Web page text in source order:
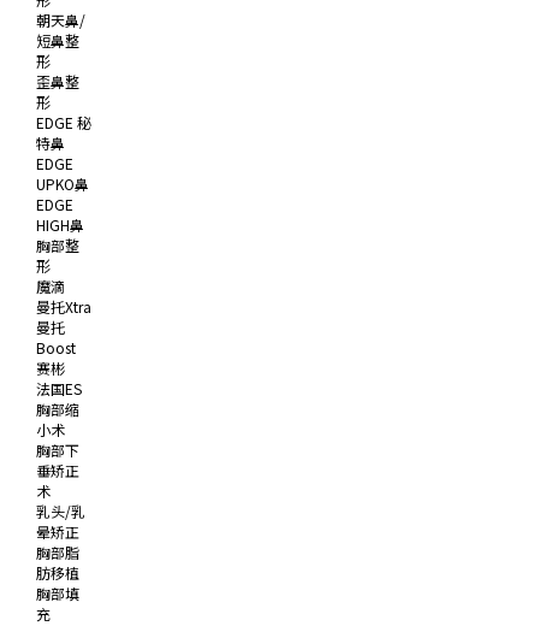
朝天鼻/
短鼻整
形
歪鼻整
形
EDGE 秘
特鼻
EDGE
UPKO鼻
EDGE
HIGH鼻
胸部整
形
魔滴
曼托Xtra
曼托
Boost
赛彬
法国ES
胸部缩
小术
胸部下
垂矫正
术
乳头/乳
晕矫正
胸部脂
肪移植
胸部填
充